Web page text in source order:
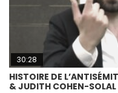
30:28
HISTOIRE DE
& JUDITH COHEN-SOLAL